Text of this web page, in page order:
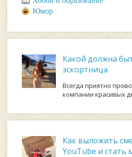
Юмор
Какой должна
эскортница
Всегда приятно
компании красивых
Как выложить
YouTube и стать